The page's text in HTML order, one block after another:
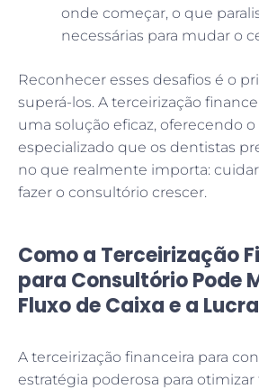
onde começar, o que
necessárias para mudar o
Reconhecer esses desafios é o
superá-los. A terceirização
uma solução eficaz, oferecendo
especializado que os dentistas
no que realmente importa:
fazer o consultório crescer.
Como a Terceirização
para Consultório Pode
Fluxo de Caixa e a
A terceirização financeira para
estratégia poderosa para